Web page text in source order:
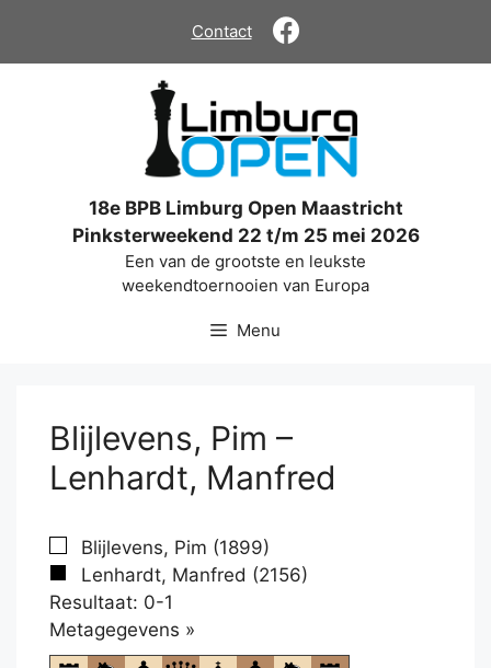
de
Contact
18e BPB Limburg Open Maastricht
Pinksterweekend 22 t/m 25 mei 2026
Een van de grootste en leukste
weekendtoernooien van Europa
Menu
Blijlevens, Pim –
Lenhardt, Manfred
Blijlevens, Pim (1899)
Lenhardt, Manfred (2156)
Resultaat: 0-1
Metagegevens »
om